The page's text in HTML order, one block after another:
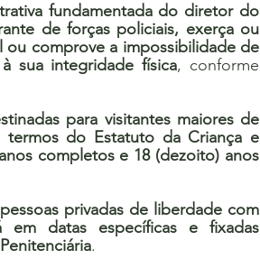
fundamentada do diretor do
de forças policiais, exerça ou
ou comprove a impossibilidade de
sua integridade física, conforme
para visitantes maiores de
termos do Estatuto da Criança e
completos e 18 (dezoito) anos
privadas de liberdade com
datas específicas e fixadas
.